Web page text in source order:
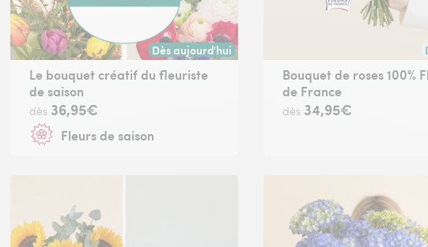
(pour toute commande passée avant 17h30) ou à la date de votre choix.
Dès aujourd'hui
Livraison dès aujourd'hui (pour toute commande
Le bouquet créatif du fleuriste
de saison
dès 36,95€
Fleurs de saison
Bouquet de roses 100%
de France
dès 34,95€